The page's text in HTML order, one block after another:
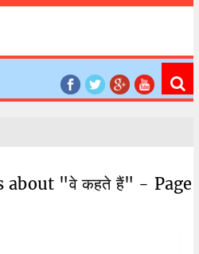
about "वे कहते हैं" - Page